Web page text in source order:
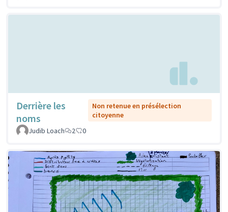
Derrière les
noms
Non retenue en présélection
citoyenne
Judib Loach
2 0